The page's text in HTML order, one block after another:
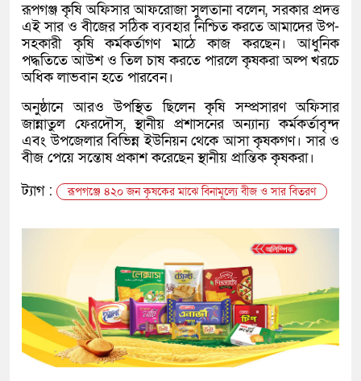
রূপগঞ্জ কৃষি অফিসার আফরোজা সুলতানা বলেন, সরকার প্রদত্ত
এই সার ও বীজের সঠিক ব্যবহার নিশ্চিত করতে আমাদের উপ-
সহকারী কৃষি কর্মকর্তাগণ মাঠে কাজ করছেন। আধুনিক
পদ্ধতিতে আউশ ও তিল চাষ করতে পারলে কৃষকরা অল্প খরচে
অধিক লাভবান হতে পারবেন।
অনুষ্ঠানে আরও উপস্থিত ছিলেন কৃষি সম্প্রসারণ অফিসার
জান্নাতুল ফেরদৌস, স্থানীয় প্রশাসনের অন্যান্য কর্মকর্তাবৃন্দ
এবং উপজেলার বিভিন্ন ইউনিয়ন থেকে আসা কৃষকগণ। সার ও
বীজ পেয়ে সন্তোষ প্রকাশ করেছেন স্থানীয় প্রান্তিক কৃষকরা।
ট্যাগ :
রূপগঞ্জে ৪২০ জন কৃষকের মাঝে বিনামূল্যে বীজ ও সার বিতরণ